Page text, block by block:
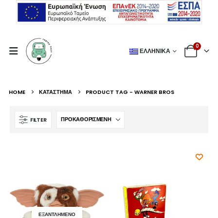
ΕΛΛΗΝΙΚΆ
0
HOME ΚΑΤΆΣΤΗΜΑ PRODUCT TAG - WARNER BROS
FILTER
ΕΞΑΝΤΛΗΜΈΝΟ